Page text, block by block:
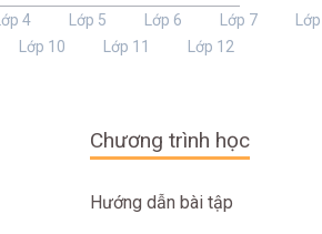
Lớp 4 Lớp 5 Lớp 6 Lớp 7
Lớp
Lớp 10 Lớp 11 Lớp 12
Chương trình học
Hướng dẫn bài tập